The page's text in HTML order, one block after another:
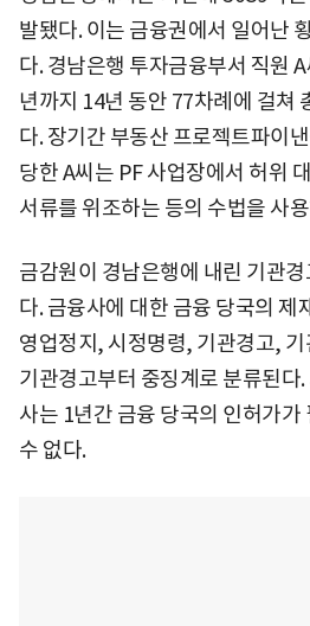
발됐다. 이는 금융권에서 일어난
다. 경남은행 투자금융부서 직원
년까지 14년 동안 77차례에 걸쳐
다. 장기간 부동산 프로젝트파이
당한 A씨는 PF 사업장에서 허위
서류를 위조하는 등의 수법을 사
금감원이 경남은행에 내린 기관
다. 금융사에 대한 금융 당국의 제
영업정지, 시정명령, 기관경고,
기관경고부터 중징계로 분류된다
사는 1년간 금융 당국의 인허가가
수 없다.